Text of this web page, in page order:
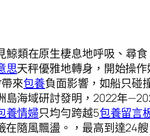
鯨類在原生棲息地呼吸、尋
思天秤優雅地轉身，開始操
來包養負面影響，如船只碰
島海域研討發明，2022年
養情婦只均勻跨越5包養留言
在隨風飄盪。，最高到達24